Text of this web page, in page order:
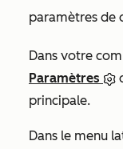
paramètres de
Dans votre
Paramètres
principale.
Dans le menu